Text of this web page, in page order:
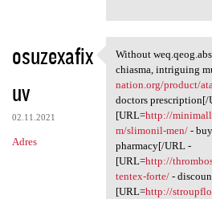
osuzexafix
uv
02.11.2021
Adres
Without
Without
chiasma, intriguing
nation.org/product/
doctors prescription[/
[URL=http://
m/slimonil-men/-
pharmacy[/URL -
[URL=http://
tentex-forte/-
[URL=http://